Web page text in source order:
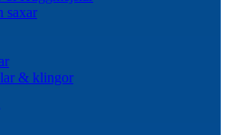
saxar
& klingor